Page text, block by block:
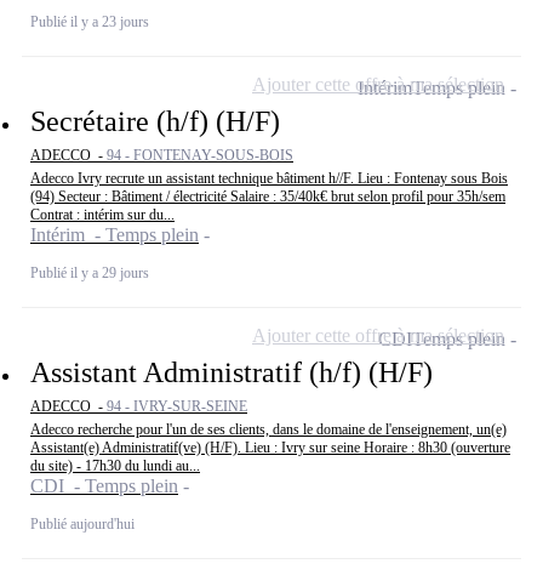
Publié il y a 23 jours
Secrétaire (h/f) (H/F)
ADECCO - 94 - FONTENAY-SOUS-BOIS
Adecco Ivry recrute un assistant technique bâtiment h//F. Lieu : Fontenay sous Bois
(94) Secteur : Bâtiment / électricité Salaire : 35/40k€ brut selon profil pour 35h/sem
Contrat : intérim sur du...
Intérim - Temps plein
Publié il y a 29 jours
IntérimTemps plein
Ajouter cette offre à ma sélection
Assistant Administratif (h/f) (H/F)
ADECCO - 94 - IVRY-SUR-SEINE
Adecco recherche pour l'un de ses clients, dans le domaine de l'enseignement, un(e)
Assistant(e) Administratif(ve) (H/F). Lieu : Ivry sur seine Horaire : 8h30 (ouverture
du site) - 17h30 du lundi au...
CDI - Temps plein
Publié aujourd'hui
CDITemps plein
Ajouter cette offre à ma sélection